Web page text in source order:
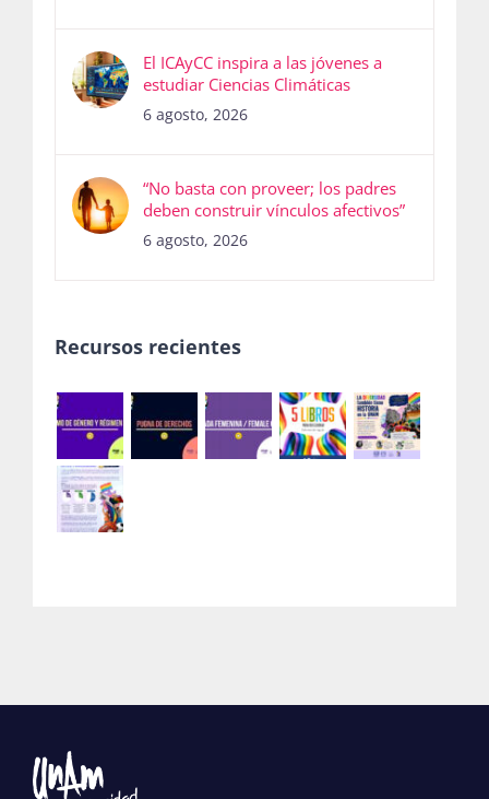
El ICAyCC inspira a las jóvenes a
estudiar Ciencias Climáticas
6 agosto, 2026
“No basta con proveer; los padres
deben construir vínculos afectivos”
6 agosto, 2026
Recursos recientes